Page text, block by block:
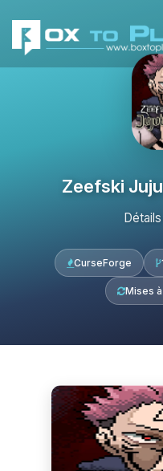
Zeefski
CurseForge
Mises